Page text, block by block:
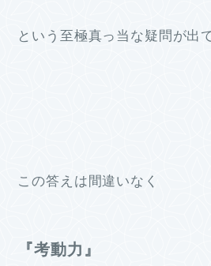
という至極真っ当な疑問が出
この答えは間違いなく
『考動力』